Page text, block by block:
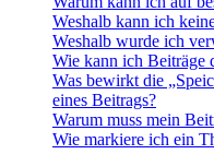
Weshalb kann ich
Weshalb wurde ich
Wie kann ich Beiträge
Was bewirkt die
eines Beitrags?
Warum muss mein
Wie markiere ich ein